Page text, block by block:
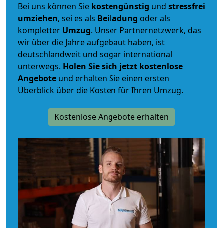
Bei uns können Sie kostengünstig und stressfrei
umziehen, sei es als Beiladung oder als
kompletter Umzug. Unser Partnernetzwerk, das
wir über die Jahre aufgebaut haben, ist
deutschlandweit und sogar international
unterwegs. Holen Sie sich jetzt kostenlose
Angebote und erhalten Sie einen ersten
Überblick über die Kosten für Ihren Umzug.
Kostenlose Angebote erhalten